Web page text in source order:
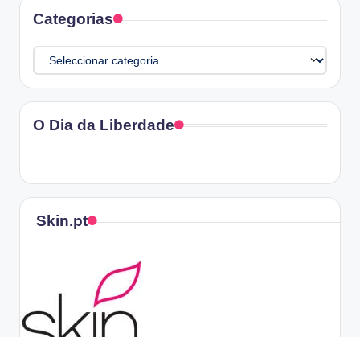
Categorias
Categorias
O Dia da Liberdade
Skin.pt